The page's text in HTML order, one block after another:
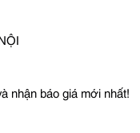
nhận báo giá mới nhất!